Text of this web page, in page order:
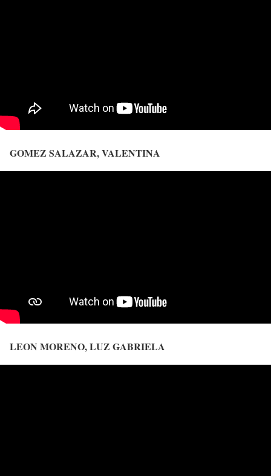
GOMEZ SALAZAR, VALENTINA
LEON MORENO, LUZ GABRIELA